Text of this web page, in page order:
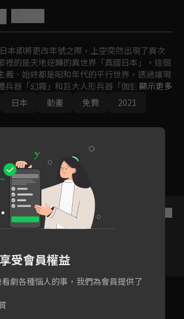
本即將更改年號之際，上空突然出現了異次
裡的是天地逆轉的異世界「真國日本」。這個
義、始終都是昭和年代的平行世界，透過讓現
兵器「幻霧」和巨大人形兵器「伽藍」對我們
略。他們轉眼間掌握了政權，並在完成了實質
們並未迎來「令和」的年代……。
顯示更多
日本 動畫 免費 2021
3 4 5
受會員權益
劇各種惱人的事，我們為會員提供了